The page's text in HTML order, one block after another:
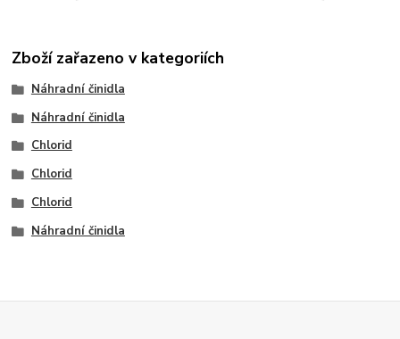
Zboží zařazeno v kategoriích
Náhradní činidla
Náhradní činidla
Chlorid
Chlorid
Chlorid
Náhradní činidla